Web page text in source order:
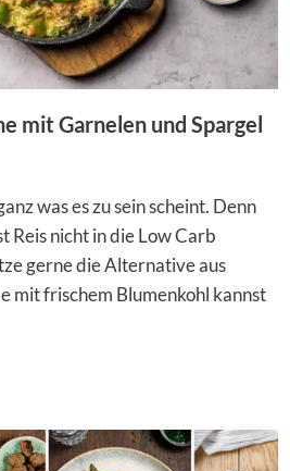
mit Garnelen und Spargel
was es zu sein scheint. Denn
Reis nicht in die Low Carb
gerne die Alternative aus
mit frischem Blumenkohl kannst